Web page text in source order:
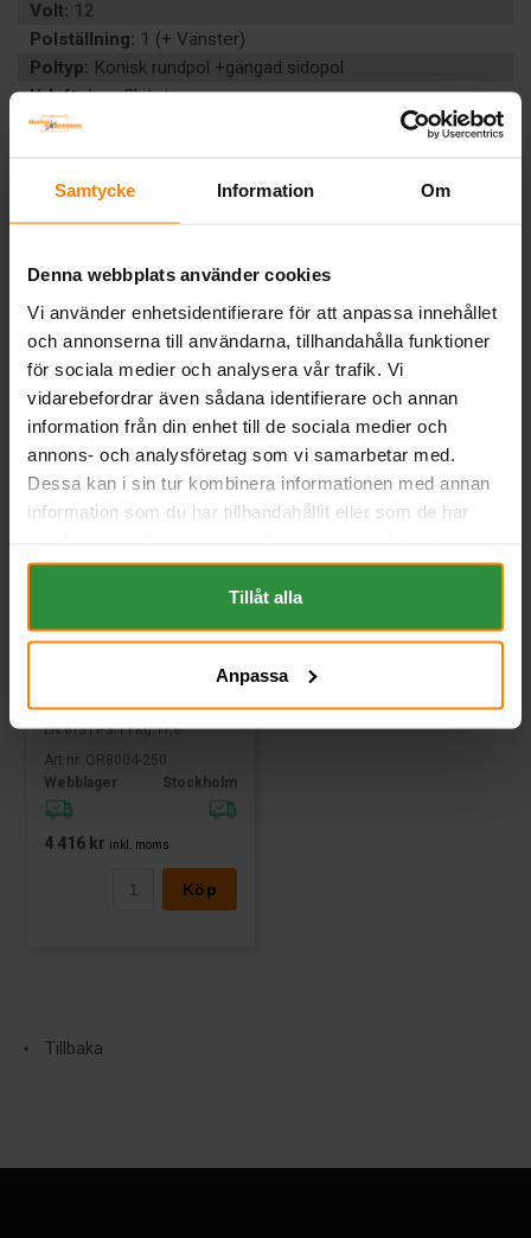
Samtycke Information Om
Denna webbplats använder cookies
Vi använder enhetsidentifierare för att anpassa innehållet
och annonserna till användarna, tillhandahålla funktioner
för sociala medier och analysera vår trafik. Vi
vidarebefordrar även sådana identifierare och annan
information från din enhet till de sociala medier och
annons- och analysföretag som vi samarbetar med.
Dessa kan i sin tur kombinera informationen med annan
information som du har tillhandahållit eller som de har
om "Cookies" och ditt val finner du på vår Cookie sida
längst ner i "footern" på sidan.
Tillåt alla
Anpassa
Volt: 12
Polställning: 1 (+ Vänster)
Poltyp: Konisk rundpol +gängad sidopol
Urluftning:Slutet
Teknologi:
Batterityp: Start/förbrukning
Liknande produkter och/eller tillbehör:
Optima Röd U 4,2 12v 50Ah
Mått (mm) L=254 B=175 H=200 |
EN:815 | PS:1 | Kg:17,6
Art nr. OR8004-250
Webblager
Stockholm
4 416 kr inkl. moms
Köp
Tillbaka